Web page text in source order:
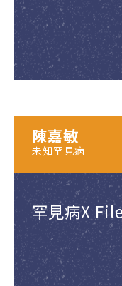
罕見病X
陳嘉敏
未知罕見病